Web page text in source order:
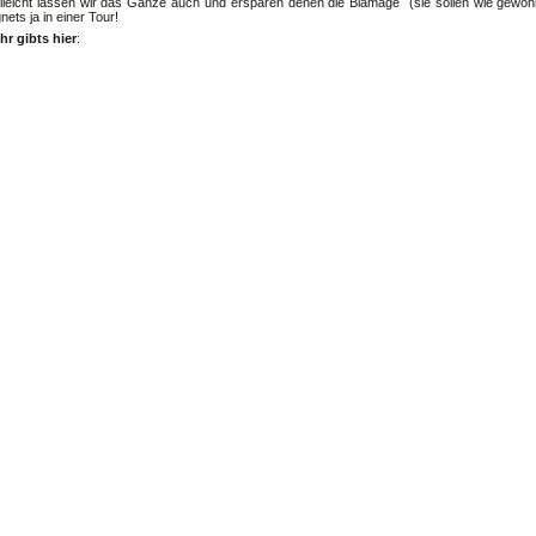
ja in einer Tour!
gibts hier: